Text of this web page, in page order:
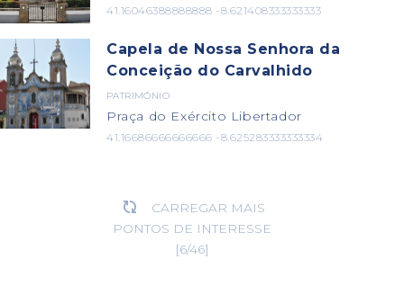
41.16046388888888 -8.621408333333333
Capela de Nossa Senhora da
Conceição do Carvalhido
PATRIMÓNIO
Praça do Exército Libertador
41.16686666666666 -8.625283333333334

CARREGAR MAIS
PONTOS DE INTERESSE
[6/46]